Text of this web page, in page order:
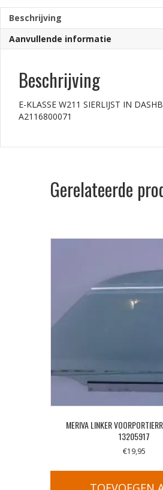
aantal
Beschrijving
Aanvullende informatie
Beschrijving
E-KLASSE W211 SIERLIJST IN
A2116800071
Gerelateerde
MERIVA LINKER
13205917
€19,95